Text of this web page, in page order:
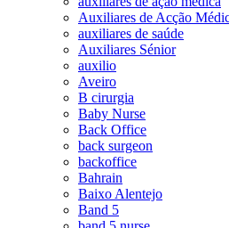
Auxiliares de Acção
auxiliares de saúde
Auxiliares Sénior
auxilio
Aveiro
B cirurgia
Baby Nurse
Back Office
back surgeon
backoffice
Bahrain
Baixo Alentejo
Band 5